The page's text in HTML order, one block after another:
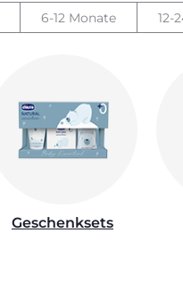
6-12 Monate 12-
Geschenksets